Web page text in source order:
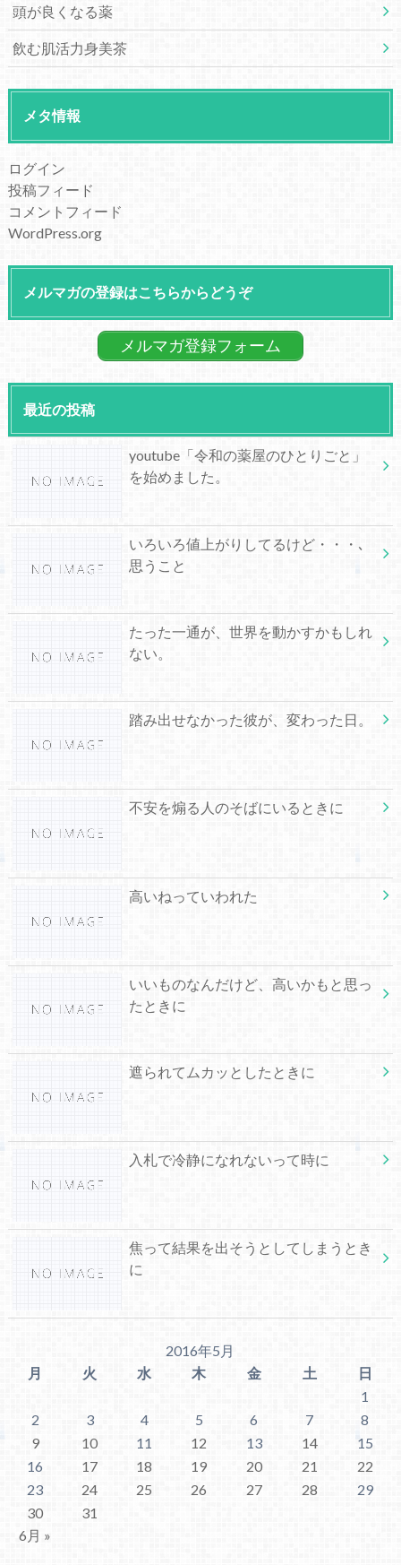
頭が良くなる薬
飲む肌活力身美茶
メタ情報
ログイン
投稿フィード
コメントフィード
WordPress.org
メルマガの登録はこちらからどうぞ
メルマガ登録フォーム
最近の投稿
youtube「令和の薬屋のひとりごと」
を始めました。
いろいろ値上がりしてるけど・・・､
思うこと
たった一通が、世界を動かすかもしれ
ない。
踏み出せなかった彼が、変わった日。
不安を煽る人のそばにいるときに
高いねっていわれた
いいものなんだけど、高いかもと思っ
たときに
遮られてムカッとしたときに
入札で冷静になれないって時に
焦って結果を出そうとしてしまうとき
に
2016年5月
月
火 水 木 金 土
日
1
2
3 4 5 6 7
8
9
10 11 12 13 14
15
16
17 18 19 20 21
22
23
24 25 26 27 28
29
30
31
6月 »